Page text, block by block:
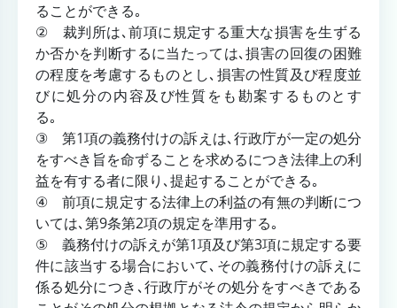
ることができる｡
② 裁判所は､前項に規定する重大な損害を生ずる
か否かを判断するに当たっては､損害の回復の困難
の程度を考慮するものとし､損害の性質及び程度並
びに処分の内容及び性質をも勘案するものとす
る｡
③ 第1項の義務付けの訴えは､行政庁が一定の処分
をすべき旨を命ずることを求めるにつき法律上の利
益を有する者に限り､提起することができる｡
④ 前項に規定する法律上の利益の有無の判断につ
いては､第9条第2項の規定を準用する｡
⑤ 義務付けの訴えが第1項及び第3項に規定する要
件に該当する場合において､その義務付けの訴えに
係る処分につき､行政庁がその処分をすべきである